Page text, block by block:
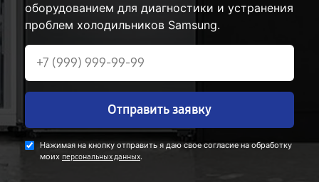
оборудованием для диагностики и устранения
проблем холодильников Samsung.
Отправить заявку
Нажимая на кнопку отправить я даю свое согласие на обработку
моих персональных данных.